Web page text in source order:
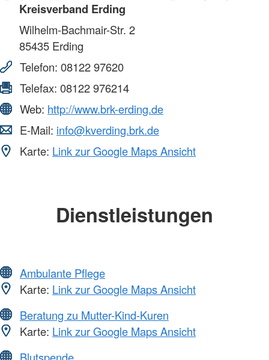
Kreisverband Erding
Wilhelm-Bachmair-Str. 2
85435 Erding
Telefon: 08122 97620
Telefax: 08122 976214
Web: http://www.brk-erding.de
E-Mail: info@kverding.brk.de
Karte: Link zur Google Maps Ansicht
Dienstleistungen
Ambulante Pflege
Karte: Link zur Google Maps Ansicht
Beratung zu Mutter-Kind-Kuren
Karte: Link zur Google Maps Ansicht